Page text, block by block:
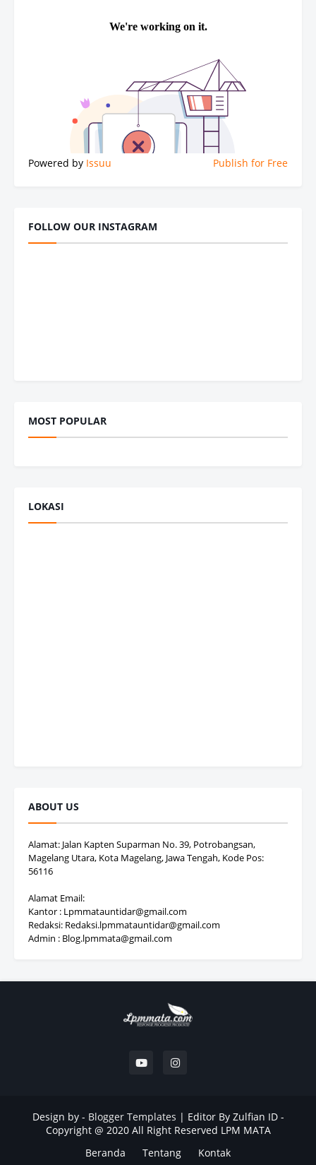
Powered by Issuu Publish for Free
FOLLOW OUR INSTAGRAM
MOST POPULAR
LOKASI
ABOUT US
Alamat: Jalan Kapten Suparman No. 39, Potrobangsan,
Magelang Utara, Kota Magelang, Jawa Tengah, Kode Pos:
56116
Alamat Email:
Kantor : Lpmmatauntidar@gmail.com
Redaksi: Redaksi.lpmmatauntidar@gmail.com
Admin : Blog.lpmmata@gmail.com
Design by - Blogger Templates | Editor By Zulfian ID -
Copyright @ 2020 All Right Reserved LPM MATA
Beranda
Tentang Kontak